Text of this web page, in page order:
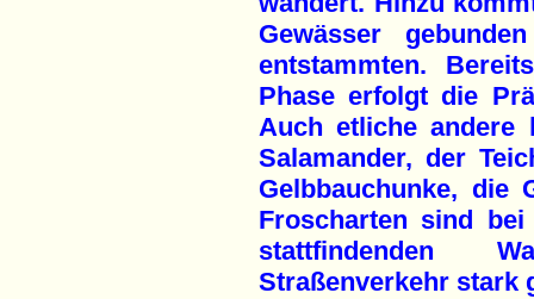
Gewässer
entstammten.
Phase erfolgt die
Auch etliche andere
Salamander, der
Gelbbauchunke, die
Froscharten sind
stattfindenden
Straßenverkehr stark